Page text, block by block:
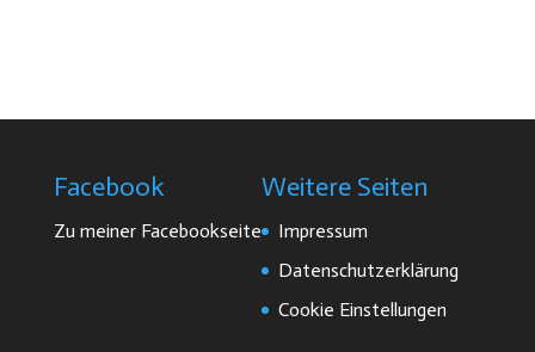
Facebook
Zu meiner Facebookseite
Weitere Seiten
Impressum
Datenschutzerklärung
Cookie Einstellungen